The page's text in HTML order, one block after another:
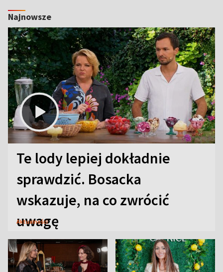
Najnowsze
Te lody lepiej dokładnie
sprawdzić. Bosacka
wskazuje, na co zwrócić
uwagę
Aktualności